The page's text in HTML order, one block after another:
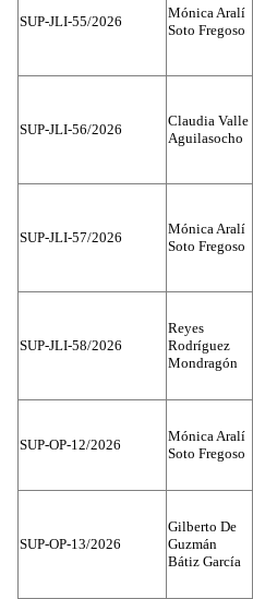
SUP-JLI-55/2026
Mónica Aralí
Soto Fregoso
SUP-JLI-56/2026
Claudia Valle
Aguilasocho
SUP-JLI-57/2026
Mónica Aralí
Soto Fregoso
SUP-JLI-58/2026
Reyes
Rodríguez
Mondragón
SUP-OP-12/2026
Mónica Aralí
Soto Fregoso
SUP-OP-13/2026
Gilberto De
Guzmán
Bátiz García